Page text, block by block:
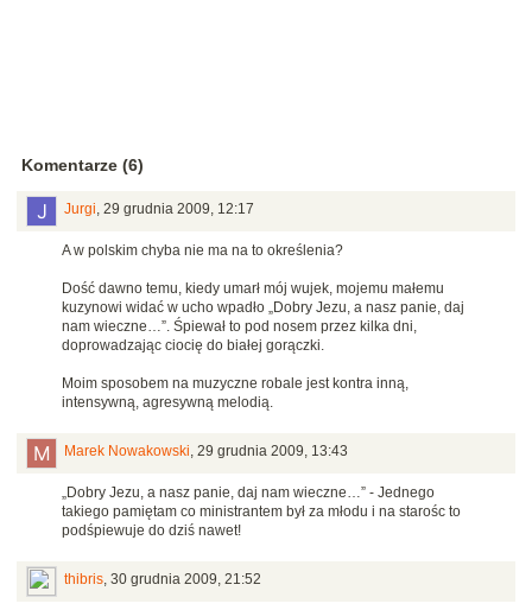
Komentarze (6)
Jurgi 29 grudnia 2009, 12:17
A w polskim chyba nie ma na to określenia?
Dość dawno temu, kiedy umarł mój wujek, mojemu małemu
kuzynowi widać w ucho wpadło „Dobry Jezu, a nasz panie, daj
nam wieczne…”. Śpiewał to pod nosem przez kilka dni,
doprowadzając ciocię do białej gorączki.
Moim sposobem na muzyczne robale jest kontra inną,
intensywną, agresywną melodią.
Marek Nowakowski 29 grudnia 2009, 13:43
„Dobry Jezu, a nasz panie, daj nam wieczne…” - Jednego
takiego pamiętam co ministrantem był za młodu i na starośc to
podśpiewuje do dziś nawet!
thibris 30 grudnia 2009, 21:52